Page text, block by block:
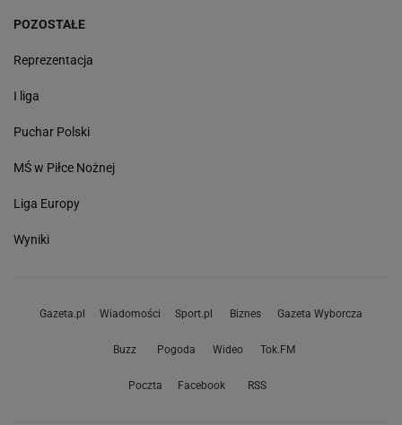
POZOSTAŁE
Reprezentacja
I liga
Puchar Polski
MŚ w Piłce Nożnej
Liga Europy
Wyniki
Gazeta.pl Wiadomości Sport.pl Biznes Gazeta Wyborcza
Buzz Pogoda Wideo Tok.FM
Poczta Facebook RSS